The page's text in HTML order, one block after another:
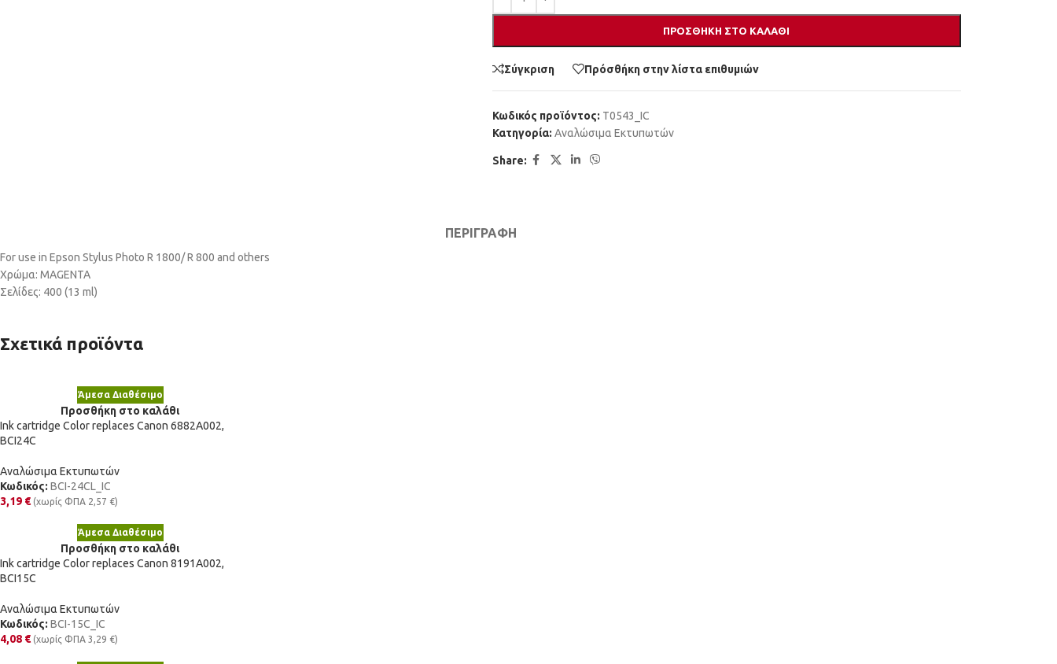
ΠΡΟΣΘΉΚΗ ΣΤΟ ΚΑΛΆΘΙ
Σύγκριση Πρόσθήκη στην λίστα επιθυμιών
Κωδικός προϊόντος: T0543_IC
Κατηγορία: Αναλώσιμα Εκτυπωτών
Share:
ΠΕΡΙΓΡΑΦΉ
For use in Epson Stylus Photo R 1800/ R 800 and others
Χρώμα: MAGENTA
Σελίδες: 400 (13 ml)
Σχετικά προϊόντα
Άμεσα Διαθέσιμο
Προσθήκη στο καλάθι
Ink cartridge Color replaces Canon 6882A002,
BCI24C
Αναλώσιμα Εκτυπωτών
Κωδικός: BCI-24CL_IC
3,19 € (χωρίς ΦΠΑ 2,57 €)
Άμεσα Διαθέσιμο
Προσθήκη στο καλάθι
Ink cartridge Color replaces Canon 8191A002,
BCI15C
Αναλώσιμα Εκτυπωτών
Κωδικός: BCI-15C_IC
4,08 € (χωρίς ΦΠΑ 3,29 €)